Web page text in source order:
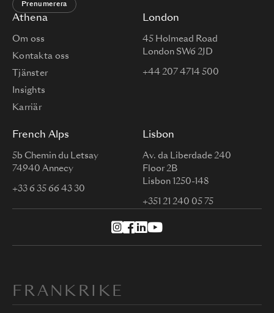
Athena
Om oss
Kontakta oss
Tjänster
Insights
Karriär
London
45 Holmead Road
London SW6 2JD
+44 207 4714 500
French Alps
5b Chemin du Letsay
74940 Annecy
+33 6 35 66 43 30
Lisbon
Av. da Liberdade 240
Floor 2B
Lisbon 1250-148
+351 21 240 05 75
Prenumerera
FRANKRIKE